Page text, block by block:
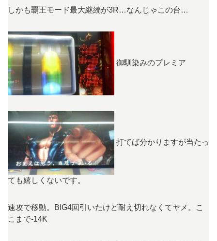
しかも覇王モード最大継続が3R…なんじゃこの台…
御馴染みのプレミア
打てば分かりますが当たっ
ても嬉しくないです。
速攻で移動。BIG4回引いたけど耐え切れなくてヤメ。こ
こまで-14K